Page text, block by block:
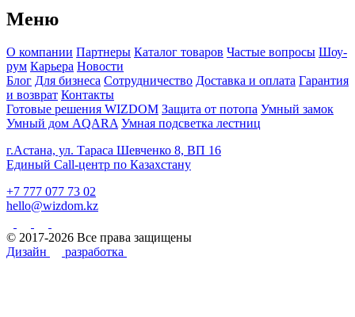
Меню
О компании Партнеры Каталог товаров Частые вопросы Шоу-
рум Карьера Новости
Блог Для бизнеса Сотрудничество Доставка и оплата Гарантия
и возврат Контакты
Готовые решения WIZDOM Защита от потопа Умный замок
Умный дом AQARA Умная подсветка лестниц
г.Астана, ул. Тараса Шевченко 8, ВП 16
Единый Call-центр по Казахстану
+7 777 077 73 02
hello@wizdom.kz
© 2017-2026 Все права защищены
Дизайн
разработка